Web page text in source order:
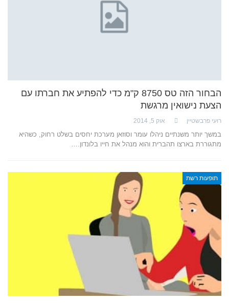
הבחור הזה טס 8750 ק"מ כדי להפתיע את חברתו עם
הצעת נישואין מרגשת
רועי פרבשטיין אוק 5, 2014
במשך יותר משנתיים ניהלו עומר וסוזאן מערכת יחסים בשלט רחוק, כשהיא
מתגוררת בארצו תהברית והוא מנהל את חייו בלונדון.…
תופעות רשת